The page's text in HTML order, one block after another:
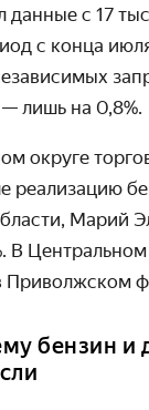
данные с 17
с конца
лишь на 0,8%.
округе
реализацию
Марий
В
Приволжском
бензин и